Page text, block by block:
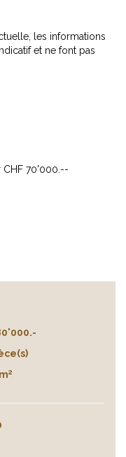
les informations
et ne font pas
CHF 70'000.--
2